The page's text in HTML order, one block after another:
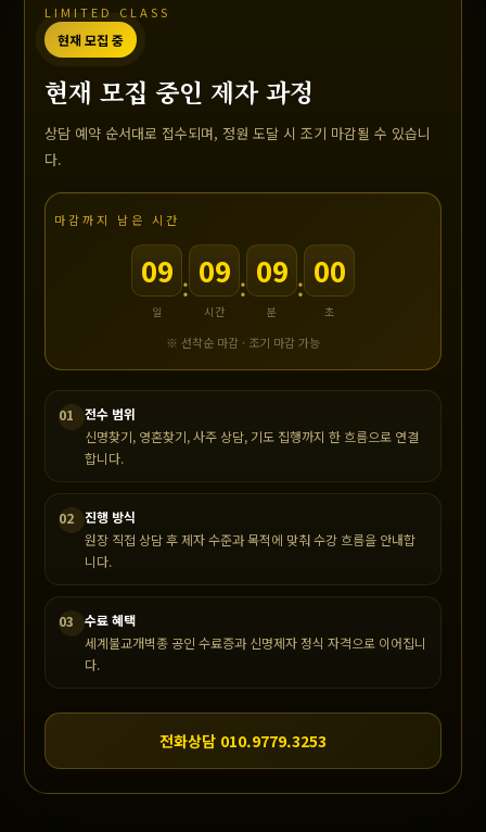
LIMITED CLASS
현재 모집 중
현재 모집 중인 제자 과정
상담 예약 순서대로 접수되며, 정원 도달 시 조기 마감될 수 있습니
다.
마감까지 남은 시간
09
일
: 09
시간
: 08
분
: 59
초
※ 선착순 마감 · 조기 마감 가능
01
전수 범위
신명찾기, 영혼찾기, 사주 상담, 기도 집행까지 한 흐름으로 연결
합니다.
02
진행 방식
원장 직접 상담 후 제자 수준과 목적에 맞춰 수강 흐름을 안내합
니다.
03
수료 혜택
세계불교개벽종 공인 수료증과 신명제자 정식 자격으로 이어집니
다.
전화상담 010.9779.3253